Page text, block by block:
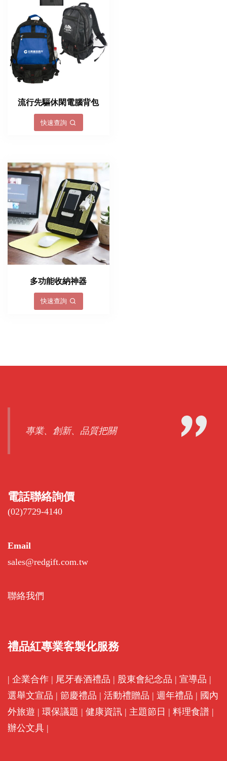
流行先驅休閑電腦背包
快速查詢
多功能收納神器
快速查詢
專業、創新、品質把關
電話聯絡詢價
(02)7729-4140
Email
sales@redgift.com.tw
聯絡我們
禮品紅專業客製化服務
| 企業合作 | 尾牙春酒禮品 | 股東會紀念品 | 宣導品 |
選舉文宣品 | 節慶禮品 | 活動禮贈品 | 週年禮品 | 國內
外旅遊 | 環保議題 | 健康資訊 | 主題節日 | 料理食譜 |
辦公文具 |